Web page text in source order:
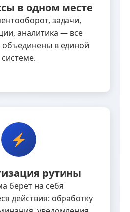
в одном месте
задачи,
аналитика — все
объединены в единой
системе.
рутины
берет на себя
действия: обработку